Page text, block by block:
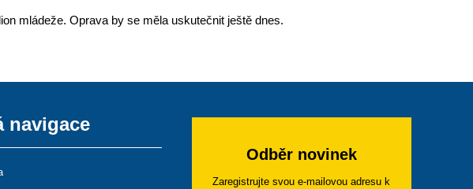
mládeže. Oprava by se měla uskutečnit ještě dnes.
navigace
Odběr novinek
Zaregistrujte svou e-mailovou adresu k